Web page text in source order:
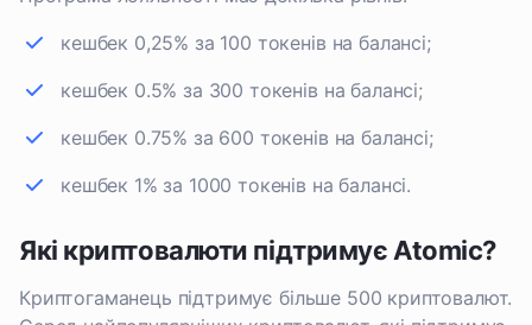
кешбек 0,25% за 100 токенів на балансі;
кешбек 0.5% за 300 токенів на балансі;
кешбек 0.75% за 600 токенів на балансі;
кешбек 1% за 1000 токенів на балансі.
Які криптовалюти підтримує Atomic?
Криптогаманець підтримує більше 500 криптовалют.